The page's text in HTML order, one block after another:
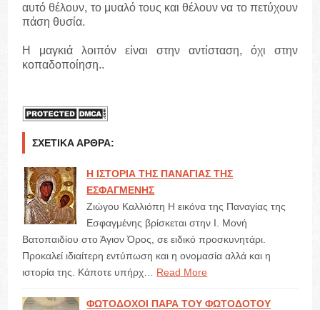
αυτό θέλουν, το μυαλό τους και θέλουν να το πετύχουν
πάση θυσία.
Η μαγκιά λοιπόν είναι στην αντίσταση, όχι στην
κοπαδοποίηση..
ΣΧΕΤΙΚΆ ΆΡΘΡΑ:
Η ΙΣΤΟΡΙΑ ΤΗΣ ΠΑΝΑΓΙΑΣ ΤΗΣ
ΕΣΦΑΓΜΕΝΗΣ
Ζιώγου Καλλιόπη Η εικόνα της Παναγίας της
Εσφαγμένης βρίσκεται στην Ι. Μονή
Βατοπαιδίου στο Άγιον Όρος, σε ειδικό προσκυνητάρι.
Προκαλεί ιδιαίτερη εντύπωση και η ονομασία αλλά και η
ιστορία της. Κάποτε υπήρχ…
Read More
ΦΩΤΟΔΟΧΟΙ ΠΑΡΑ ΤΟΥ ΦΩΤΟΔΟΤΟΥ